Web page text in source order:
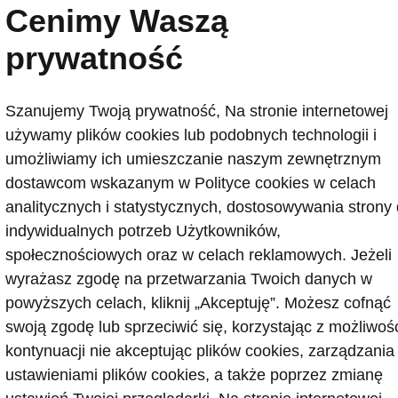
zaprojektowane przez
Auto po raz 23. była Oficjalnym Partnerem Głównym
Pogačar po raz piąty zwyciężył w najtrudniejszym
wersję wyposażenia i
możliwości Drive Business: użytkownicy zyskują
rozwój Sportline: Pakiet Tech dla wersji
to opcjonalny pakiet dostępny w ramach trimu Sportline
egzemplarz modelu
samochodem, który zjechał z taśmy
na rynek w 2017 roku kompaktowy SUV
następcy modelu Karoq planowana jest na
Cenimy Waszą
prywatność
Szanujemy Twoją prywatność, Na stronie internetowej
używamy plików cookies lub podobnych technologii i
umożliwiamy ich umieszczanie naszym zewnętrznym
dostawcom wskazanym w Polityce cookies w celach
analitycznych i statystycznych, dostosowywania strony
indywidualnych potrzeb Użytkowników,
społecznościowych oraz w celach reklamowych. Jeżeli
wyrażasz zgodę na przetwarzania Twoich danych w
powyższych celach, kliknij „Akceptuję”. Możesz cofnąć
swoją zgodę lub sprzeciwić się, korzystając z
kontynuacji nie akceptując plików cookies, zarządzania
ustawieniami plików cookies, a także poprzez zmianę